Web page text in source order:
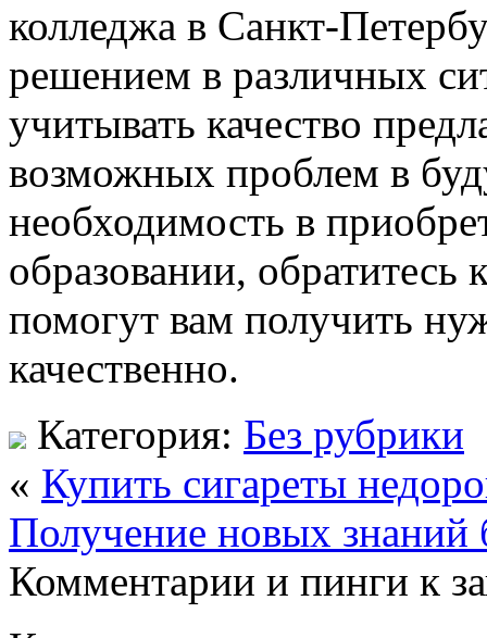
колледжа в Санкт-
решением в различных
учитывать качество
возможных проблем в
необходимость в
образовании,
помогут вам получить
качественно.
Категория: Без рубрики
« Купить сигареты
Получение новых знаний
Комментарии и пинги к